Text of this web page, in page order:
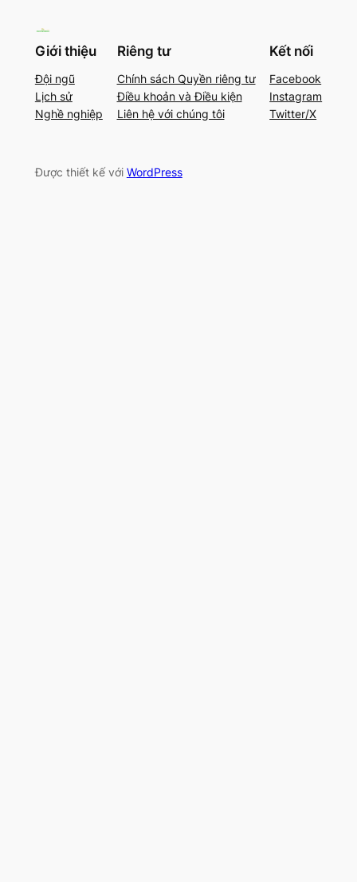
Giới thiệu
Đội ngũ
Lịch sử
Nghề nghiệp
Riêng tư
Chính sách Quyền riêng tư
Điều khoản và Điều kiện
Liên hệ với chúng tôi
Kết nối
Facebook
Instagram
Twitter/X
Được thiết kế với WordPress